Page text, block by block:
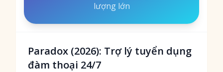
lượng lớn
Paradox (2026): Trợ lý tuyển dụng
đàm thoại 24/7